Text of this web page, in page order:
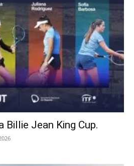
Billie Jean King Cup.